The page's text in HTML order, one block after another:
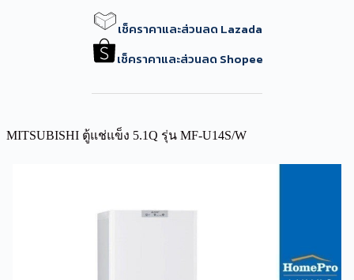
เช็คราคาและส่วนลด Lazada
เช็คราคาและส่วนลด Shopee
MITSUBISHI ตู้แช่แข็ง 5.1Q รุ่น MF-U14S/W